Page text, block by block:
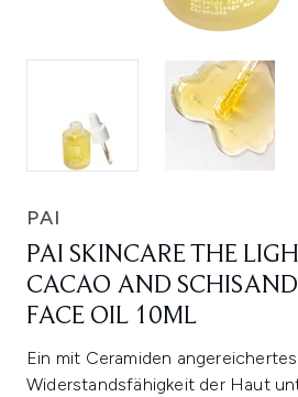
PAI
PAI SKINCARE THE
CACAO AND
FACE OIL 10ML
Ein mit Ceramiden
Widerstandsfähigkeit der Haut